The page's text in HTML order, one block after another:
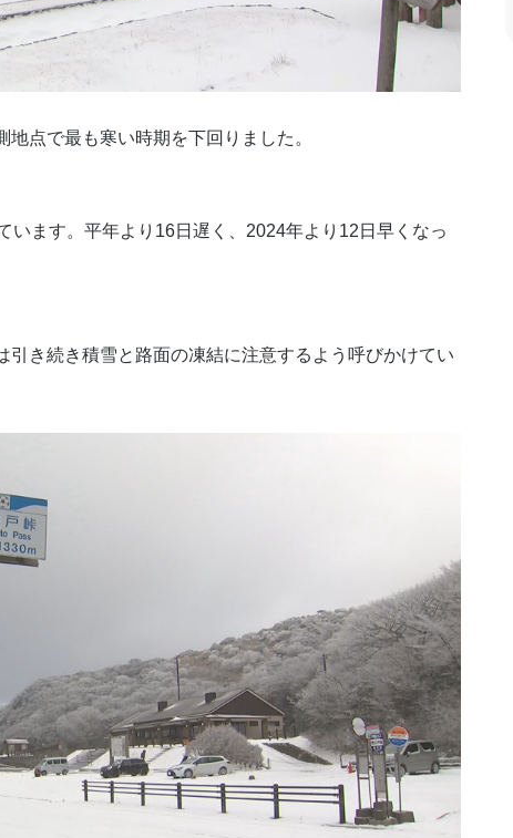
点で最も寒い時期を下回りました。
います。平年より16日遅く、2024年より12日早くなっ
引き続き積雪と路面の凍結に注意するよう呼びかけてい